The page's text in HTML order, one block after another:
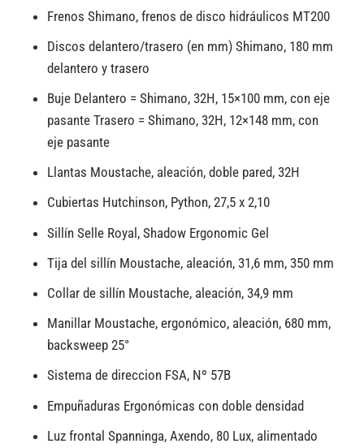
Frenos Shimano, frenos de disco hidráulicos MT200
Discos delantero/trasero (en mm) Shimano, 180 mm
delantero y trasero
Buje Delantero = Shimano, 32H, 15×100 mm, con eje
pasante Trasero = Shimano, 32H, 12×148 mm, con
eje pasante
Llantas Moustache, aleación, doble pared, 32H
Cubiertas Hutchinson, Python, 27,5 x 2,10
Sillín Selle Royal, Shadow Ergonomic Gel
Tija del sillín Moustache, aleación, 31,6 mm, 350 mm
Collar de sillín Moustache, aleación, 34,9 mm
Manillar Moustache, ergonómico, aleación, 680 mm,
backsweep 25°
Sistema de direccion FSA, Nº 57B
Empuñaduras Ergonómicas con doble densidad
Luz frontal Spanninga, Axendo, 80 Lux, alimentado